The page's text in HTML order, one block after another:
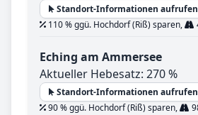
Standort-Informationen aufrufen
110 % ggü. Hochdorf (Riß) sparen,
Eching am Ammersee
Aktueller Hebesatz: 270 %
Standort-Informationen aufrufen
90 % ggü. Hochdorf (Riß) sparen,